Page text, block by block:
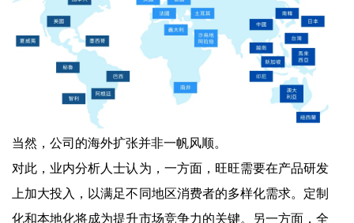
当然，公司的海外扩张并非一帆风顺。
对此，业内分析人士认为，一方面，旺旺需要在产品研发
上加大投入，以满足不同地区消费者的多样化需求。定制
化和本地化将成为提升市场竞争力的关键。另一方面，全